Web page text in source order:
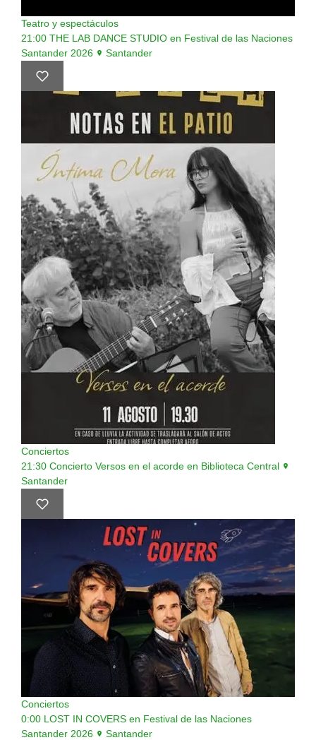
Teatro y espectáculos
21:00 THE LAB DANCE STUDIO en Festival de las Naciones
Santander 2026
Santander
Conciertos
21:30 Concierto Versos en el acorde en Biblioteca Central
Santander
Conciertos
0:00 LOST IN COVERS en Festival de las Naciones
Santander 2026
Santander